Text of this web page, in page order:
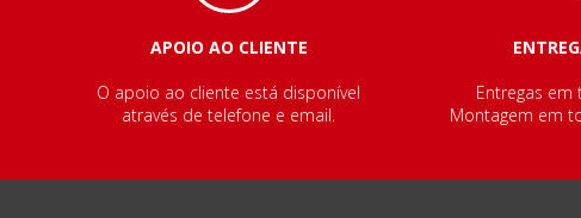
APOIO AO CLIENTE
O apoio ao cliente está disponível
através de telefone e email.
Entregas em
Montagem em